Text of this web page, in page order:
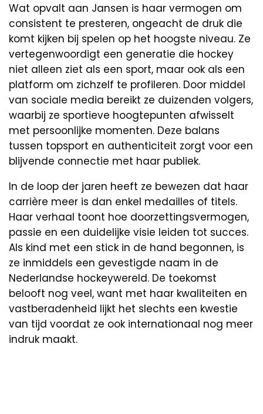
Wat opvalt aan Jansen is haar vermogen om
consistent te presteren, ongeacht de druk die
komt kijken bij spelen op het hoogste niveau. Ze
vertegenwoordigt een generatie die hockey
niet alleen ziet als een sport, maar ook als een
platform om zichzelf te profileren. Door middel
van sociale media bereikt ze duizenden volgers,
waarbij ze sportieve hoogtepunten afwisselt
met persoonlijke momenten. Deze balans
tussen topsport en authenticiteit zorgt voor een
blijvende connectie met haar publiek.
In de loop der jaren heeft ze bewezen dat haar
carrière meer is dan enkel medailles of titels.
Haar verhaal toont hoe doorzettingsvermogen,
passie en een duidelijke visie leiden tot succes.
Als kind met een stick in de hand begonnen, is
ze inmiddels een gevestigde naam in de
Nederlandse hockeywereld. De toekomst
belooft nog veel, want met haar kwaliteiten en
vastberadenheid lijkt het slechts een kwestie
van tijd voordat ze ook internationaal nog meer
indruk maakt.